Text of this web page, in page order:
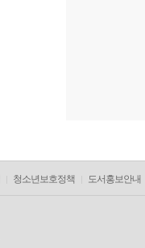
청소년보호정책 도서홍보안내